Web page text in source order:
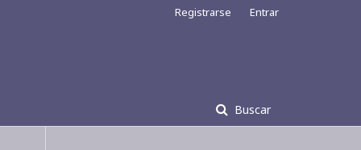
Buscar
Registrarse Entrar